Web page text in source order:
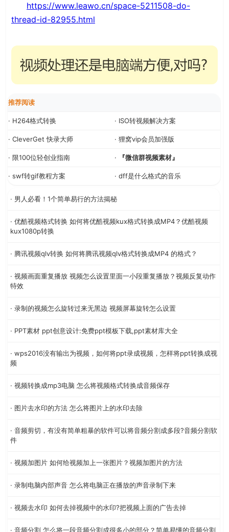
https://www.leawo.cn/space-5211508-do-
thread-id-82955.html
推荐阅读
· H264格式转换 · ISO转视频解决方案
· CleverGet 快录大师 · 狸窝vip会员加强版
· 限100位轻创业指南 · 『微信群视频素材』
· swf转gif教程方案 · dff是什么格式的音乐
· 男人必看！1个简单易行的方法揭秘
· 优酷视频格式转换 如何将优酷视频kux格式转换成MP4？优酷视频
kux1080p转换
· 腾讯视频qlv转换 如何将腾讯视频qlv格式转换成MP4 的格式？
· 视频画面重复播放 视频怎么设置里面一小段重复播放？视频反复动作
特效
· 录制的视频怎么旋转过来无黑边 视频屏幕旋转怎么设置
· PPT素材 ppt创意设计:免费ppt模板下载,ppt素材库大全
· wps2016没有输出为视频，如何将ppt录成视频，怎样将ppt转换成视
频
· 视频转换成mp3电脑 怎么将视频格式转换成音频保存
· 图片去水印的方法 怎么将图片上的水印去除
· 音频剪切，有没有简单粗暴的软件可以将音频分割成多段?音频分割软
件
· 视频加图片 如何给视频加上一张图片？视频加图片的方法
· 录制电脑内部声音 怎么将电脑正在播放的声音录制下来
· 视频去水印 如何去掉视频中的水印?把视频上面的广告去掉
· 音频分割 怎么将一段音频分割成很多小的部分？简单易懂的音频分割